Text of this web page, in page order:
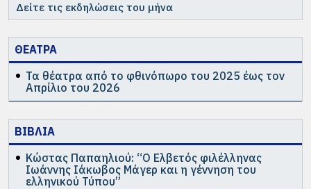
Δείτε τις εκδηλώσεις του μήνα
ΘΕΑΤΡΑ
Τα θέατρα από το φθινόπωρο του 2025 έως τον
Απρίλιο του 2026
ΒΙΒΛΙΑ
Κώστας Παπαηλιού: “Ο Ελβετός φιλέλληνας
Ιωάννης Ιάκωβος Μάγερ και η γέννηση του
ελληνικού Τύπου”